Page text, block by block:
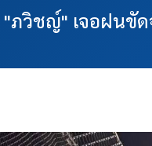
ภวิชญ์" เจอฝนขัด